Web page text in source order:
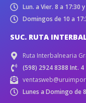
Lun. a Vier. 8 a 17:30
Domingos de 10 a
SUC. RUTA
Ruta Interbalnearia
(598) 2924 8388 Int. 4
Lunes a Domingo de